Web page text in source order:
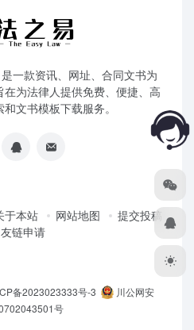
一款资讯、网址、合同文书为
为法律人提供免费、便捷、高
文书模板下载服务。
于本站 网站地图
提交投稿
友链申请
备2023023333号-3
川公网安
号